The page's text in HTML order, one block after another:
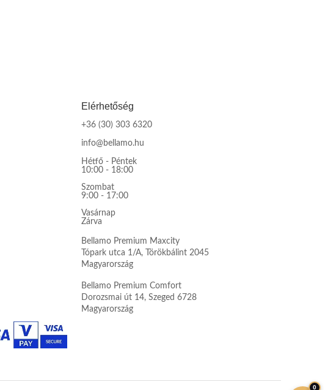
Elérhetőség
+36 (30) 303 6320
info@bellamo.hu
Hétfő - Péntek
10:00 - 18:00
Szombat
9:00 - 17:00
Vasárnap
Zárva
Bellamo Premium Maxcity
Tópark utca 1/A, Törökbálint 2045
Magyarország
Bellamo Premium Comfort
Dorozsmai út 14, Szeged 6728
Magyarország
0